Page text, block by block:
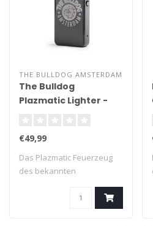
THE BULLDOG AMSTERDAM
The Bulldog
Plazmatic Lighter -
€49,99
Das Plazmatic Feuerzeug
des bekannten
Amsterdamer Coffeeshop..